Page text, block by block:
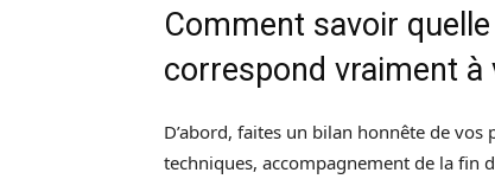
Comment savoir
correspond vraiment
D’abord, faites un bilan honnête de
techniques, accompagnement de la fin